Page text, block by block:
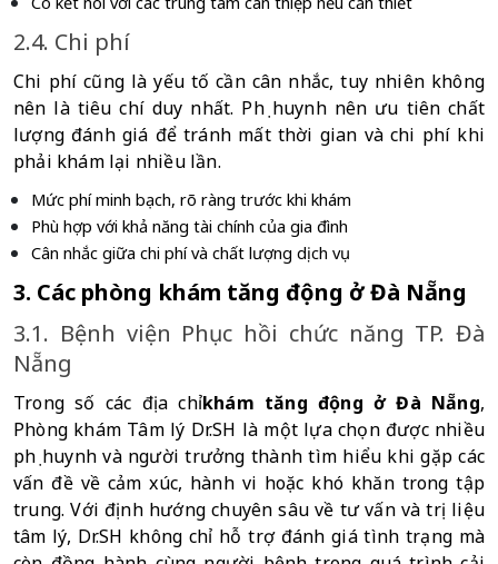
2.4. Chi phí
Chi phí cũng là yếu tố cần cân nhắc, tuy nhiên không
nên là tiêu chí duy nhất. Phụ huynh nên ưu tiên chất
lượng đánh giá để tránh mất thời gian và chi phí khi
phải khám lại nhiều lần.
Mức phí minh bạch, rõ ràng trước khi khám
Phù hợp với khả năng tài chính của gia đình
Cân nhắc giữa chi phí và chất lượng dịch vụ
3. Các phòng khám tăng động ở Đà Nẵng
3.1. Bệnh viện Phục hồi chức năng TP. Đà
Nẵng
Trong số các địa chỉkhám tăng động ở Đà Nẵng,
Phòng khám Tâm lý Dr.SH là một lựa chọn được nhiều
phụ huynh và người trưởng thành tìm hiểu khi gặp các
vấn đề về cảm xúc, hành vi hoặc khó khăn trong tập
trung. Với định hướng chuyên sâu về tư vấn và trị liệu
tâm lý, Dr.SH không chỉ hỗ trợ đánh giá tình trạng mà